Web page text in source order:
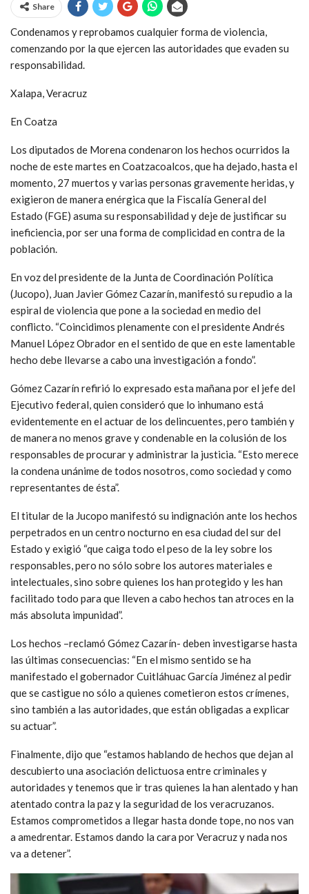
Share
Condenamos y reprobamos cualquier forma de violencia,
comenzando por la que ejercen las autoridades que evaden su
responsabilidad.
Xalapa, Veracruz
En Coatza
Los diputados de Morena condenaron los hechos ocurridos la
noche de este martes en Coatzacoalcos, que ha dejado, hasta el
momento, 27 muertos y varias personas gravemente heridas, y
exigieron de manera enérgica que la Fiscalía General del
Estado (FGE) asuma su responsabilidad y deje de justificar su
ineficiencia, por ser una forma de complicidad en contra de la
población.
En voz del presidente de la Junta de Coordinación Política
(Jucopo), Juan Javier Gómez Cazarín, manifestó su repudio a la
espiral de violencia que pone a la sociedad en medio del
conflicto. “Coincidimos plenamente con el presidente Andrés
Manuel López Obrador en el sentido de que en este lamentable
hecho debe llevarse a cabo una investigación a fondo”.
Gómez Cazarín refirió lo expresado esta mañana por el jefe del
Ejecutivo federal, quien consideró que lo inhumano está
evidentemente en el actuar de los delincuentes, pero también y
de manera no menos grave y condenable en la colusión de los
responsables de procurar y administrar la justicia. “Esto merece
la condena unánime de todos nosotros, como sociedad y como
representantes de ésta”.
El titular de la Jucopo manifestó su indignación ante los hechos
perpetrados en un centro nocturno en esa ciudad del sur del
Estado y exigió “que caiga todo el peso de la ley sobre los
responsables, pero no sólo sobre los autores materiales e
intelectuales, sino sobre quienes los han protegido y les han
facilitado todo para que lleven a cabo hechos tan atroces en la
más absoluta impunidad”.
Los hechos –reclamó Gómez Cazarín- deben investigarse hasta
las últimas consecuencias: “En el mismo sentido se ha
manifestado el gobernador Cuitláhuac García Jiménez al pedir
que se castigue no sólo a quienes cometieron estos crímenes,
sino también a las autoridades, que están obligadas a explicar
su actuar”.
Finalmente, dijo que “estamos hablando de hechos que dejan al
descubierto una asociación delictuosa entre criminales y
autoridades y tenemos que ir tras quienes la han alentado y han
atentado contra la paz y la seguridad de los veracruzanos.
Estamos comprometidos a llegar hasta donde tope, no nos van
a amedrentar. Estamos dando la cara por Veracruz y nada nos
va a detener”.